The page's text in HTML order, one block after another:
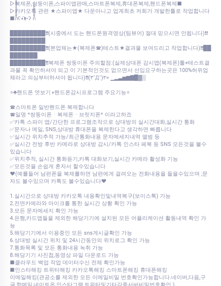
▷복제폰,쌍둥이폰,스파이앱판매,스마트폰복제,휴대폰복제,핸드폰복제■
▷카카오톡 관련 ★스파이앱★ 다운아니고 업계최초 저희가 개발한툴로 작업합니다
■ก็็็็็็็็็็็็็ʕ•͡ᴥ•ʔ ก้้้้้้้้้้้
█████████❗❗(시중에서 도는 핸드폰원격영상(팀뷰어) 절대 믿으시면 안됩니다)❗❗
█████████❗❗(본업체는★(복제폰☎)테스트★결과물 보여드리고 작업합니다)❗❗██
█████████❗❗복제폰 쌍둥이폰 주의할점:(실제상대폰 감시앱(복제폰)툴+테스트결
과물 꼭 확인하셔야 되고 이 기본적인것도 없으면서 선입요구하는곳은 100%허위업
체라고 의심부터하셔야 됩니다)❗❗(۳˚Д˚)۳= ▁▂▃▅▆▇█▓▒
⭐♣핸드폰 엿보기◑핸드폰감시프로그램 주요기능⭐
☎스마트폰 일반핸드폰 복제합니다
☎일명 *쌍둥이폰ㆍ복제폰ㆍ브릿지폰* 이라고하죠
✅카톡 스파이 앱/간단한 프로그램조작으로 상대방의 실시간대화,실시간 통화
✅문자나 메일, SNS,상대방 휴대폰을 복제한다고 생각하면 빠릅니다
✅실시간 위치추적 가능/최근통화내용 문자메세지내역 앨범 등
✅실시간 전방 후반 카메라로 상대방 감시/카톡 인스타 페북 등 SNS 모든것을 볼수
있습니다
✅위치추적, 실시간 통화듣기,카톡 대화보기,실시간 카메라 활성화 기능
✅모든것을 손쉽게 혼자서 할수있습니다
♥(예를들어 남편폰을 복제를하면 남편에게 걸려오는 전화내용을 들을수있으며 ;문
자도 볼수있으며 카톡도 볼수있습니다♥
1.실시간으로 상대방 카카오톡 내용확인및내역복구(보이스톡) 가능
2.전면카메라와 마이크를 통한 실시간 상황 확인 가능
3.모든 문자메세지 확인 가능
4.은행,카드앱들을 제외한 해당기기에 설치된 모든 어플리케이션 활동내역 확인 가
능
5.해당기기에서 이용중인 모든 sns게시글확인 가능
6.상대방 실시간 위치 및 24시간동안의 위치로그 확인 가능
7.통화목록 및 모든 통화내용 녹취 가능
8.해당기기 사진첩,동영상 파일 다운로드 가능
■클라우드 백업 작업 데이터수신 전체 확인가능
■인스타해킹 트위터해킹 카카오톡해킹 스마트폰해킹 휴대폰해킹
이메일해킹(관공소를 제외한 모든 이메일비밀 번호확인가능합니다.네이버,다음,구